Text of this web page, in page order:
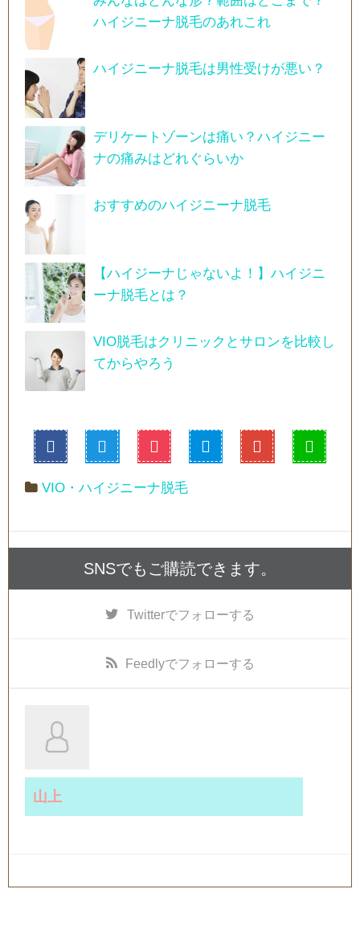
ハイジニーナ脱毛のあれこれ
ハイジニーナ脱毛は男性受けが悪い？
デリケートゾーンは痛い？ハイジニー
ナの痛みはどれぐらいか
おすすめのハイジニーナ脱毛
【ハイジーナじゃないよ！】ハイジニ
ーナ脱毛とは？
VIO脱毛はクリニックとサロンを比較し
てからやろう
VIO・ハイジニーナ脱毛
SNSでもご購読できます。
Twitterでフォローする
Feedlyでフォローする
山上